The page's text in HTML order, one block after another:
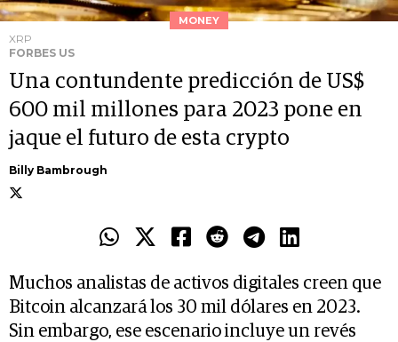
MONEY
XRP
FORBES US
Una contundente predicción de US$
600 mil millones para 2023 pone en
jaque el futuro de esta crypto
Billy Bambrough
Muchos analistas de activos digitales creen que
Bitcoin alcanzará los 30 mil dólares en 2023.
Sin embargo, ese escenario incluye un revés